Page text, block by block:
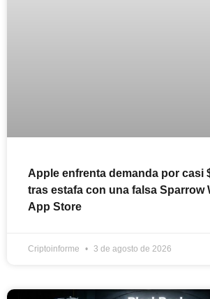
Apple enfrenta demanda por casi
tras estafa con una falsa Sparrow
App Store
Criptoinforme 3 de agosto de 2026